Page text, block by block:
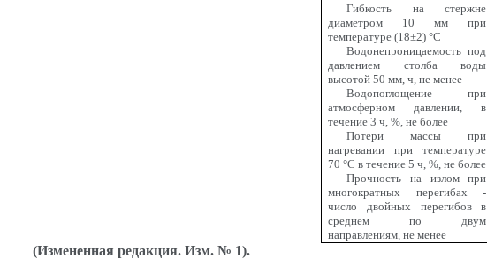
Гибкость на стержне
диаметром 10 мм при
температуре (18±2) °С
Водонепроницаемость под
давлением столба воды
высотой 50 мм, ч, не менее
Водопоглощение при
атмосферном давлении, в
течение 3 ч, %, не более
Потери массы при
нагревании при температуре
70 °С в течение 5 ч, %, не более
Прочность на излом при
многократных перегибах -
число двойных перегибов в
среднем по двум
направлениям, не менее
(Измененная редакция. Изм. № 1).